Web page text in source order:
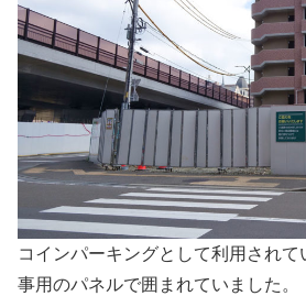
コインパーキングとして利用されて
事用のパネルで囲まれていました。